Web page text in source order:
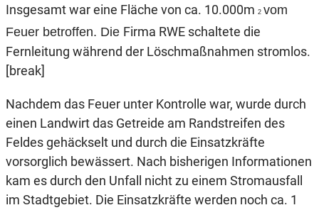
Insgesamt war eine Fläche von ca. 10.000m 2 vom
Feuer betroffen. Die Firma RWE schaltete die
Fernleitung während der Löschmaßnahmen stromlos.
[break]
Nachdem das Feuer unter Kontrolle war, wurde durch
einen Landwirt das Getreide am Randstreifen des
Feldes gehäckselt und durch die Einsatzkräfte
vorsorglich bewässert. Nach bisherigen Informationen
kam es durch den Unfall nicht zu einem Stromausfall
im Stadtgebiet. Die Einsatzkräfte werden noch ca. 1